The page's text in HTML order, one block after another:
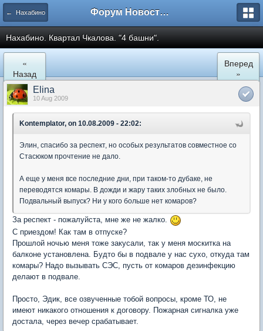
← Нахабино Форум Новостройки
Нахабино. Квартал Чкалова. "4 башни".
«
Назад
Вперед
»
Elina
10 Aug 2009
Kontemplator, on 10.08.2009 - 22:02:
Элин, спасибо за респект, но особых результатов совместное со
Стасюком прочтение не дало.
А еще у меня все последние дни, при таком-то дубаке, не
переводятся комары. В дожди и жару таких злобных не было.
Подвальный выпуск? Ни у кого больше нет комаров?
За респект - пожалуйста, мне же не жалко.
С приездом! Как там в отпуске?
Прошлой ночью меня тоже закусали, так у меня москитка на
балконе установлена. Будто бы в подвале у нас сухо, откуда там
комары? Надо вызывать СЭС, пусть от комаров дезинфекцию
делают в подвале.
Просто, Эдик, все озвученные тобой вопросы, кроме ТО, не
имеют никакого отношения к договору. Пожарная сигналка уже
достала, через вечер срабатывает.